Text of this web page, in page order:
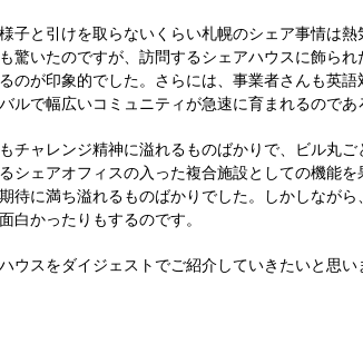
子と引けを取らないくらい札幌のシェア事情は
驚いたのですが、訪問するシェアハウスに飾ら
のが印象的でした。さらには、事業者さんも英
ルで幅広いコミュニティが急速に育まれるので
チャレンジ精神に溢れるものばかりで、ビル丸
シェアオフィスの入った複合施設としての機能
待に満ち溢れるものばかりでした。しかしなが
白かったりもするのです。
ウスをダイジェストでご紹介していきたいと思